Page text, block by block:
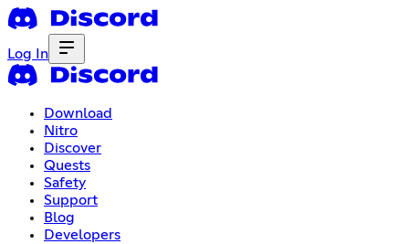
Log In
Download
Nitro
Discover
Quests
Safety
Support
Blog
Developers